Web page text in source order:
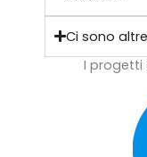
Ci sono
I progetti